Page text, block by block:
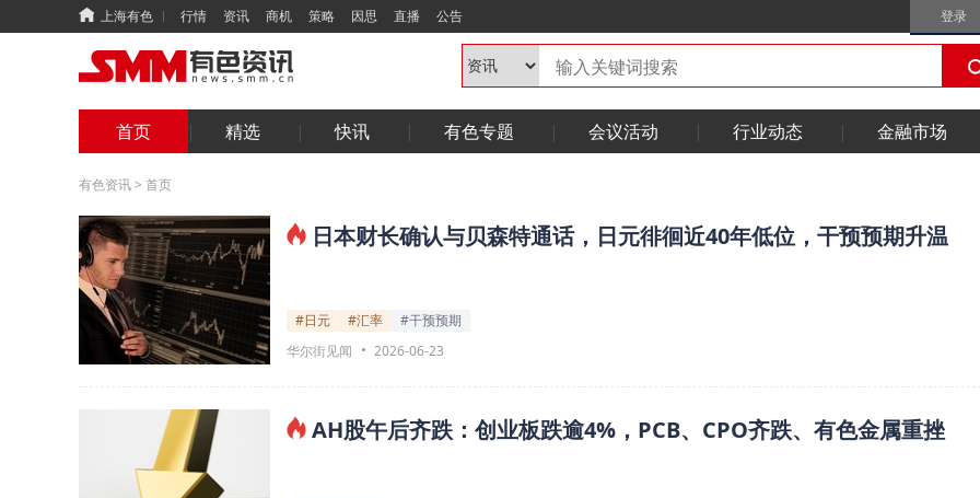
上海有色 行情 资讯 商机 策略 因思 直播 公告 登录
首页 精选 快讯 有色专题 会议活动 行业动态 金融市场
有色资讯> 首页
日本财长确认与贝森特通话，日元徘徊近40年低位，干预预期升温
#日元 #汇率
#干预预期
华尔街见闻
2026-06-23
AH股午后齐跌：创业板跌逾4%，PCB、CPO齐跌、有色金属重挫